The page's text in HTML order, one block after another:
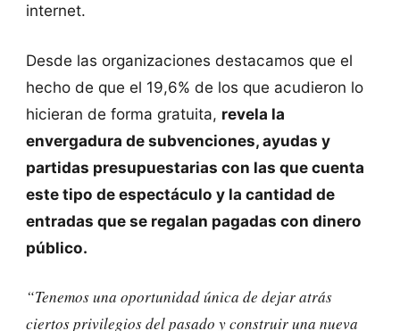
internet.
Desde las organizaciones destacamos que el
hecho de que el 19,6% de los que acudieron lo
hicieran de forma gratuita, revela la
envergadura de subvenciones, ayudas y
partidas presupuestarias con las que cuenta
este tipo de espectáculo y la cantidad de
entradas que se regalan pagadas con dinero
público.
“Tenemos una oportunidad única de dejar atrás
ciertos privilegios del pasado y construir una nueva